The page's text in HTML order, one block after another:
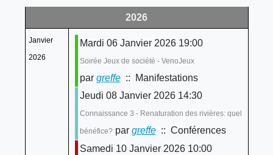
2026
Janvier
2026
Mardi 06 Janvier 2026 19:00
Soirée Jeux de société - VenoJeux
par greffe:: Manifestations
Jeudi 08 Janvier 2026 14:30
Connaissance 3 - Renaturation des rivières: quel
bénéfice? par greffe:: Conférences
Samedi 10 Janvier 2026 10:00